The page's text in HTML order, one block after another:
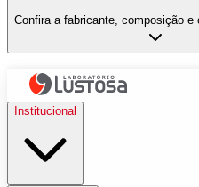
Confira a fabricante, composição e
Institucional